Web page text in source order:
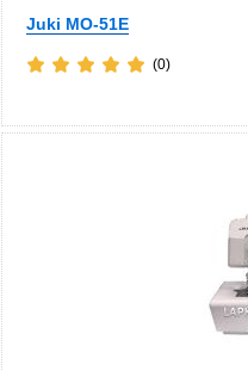
Juki MO-51E
(0)